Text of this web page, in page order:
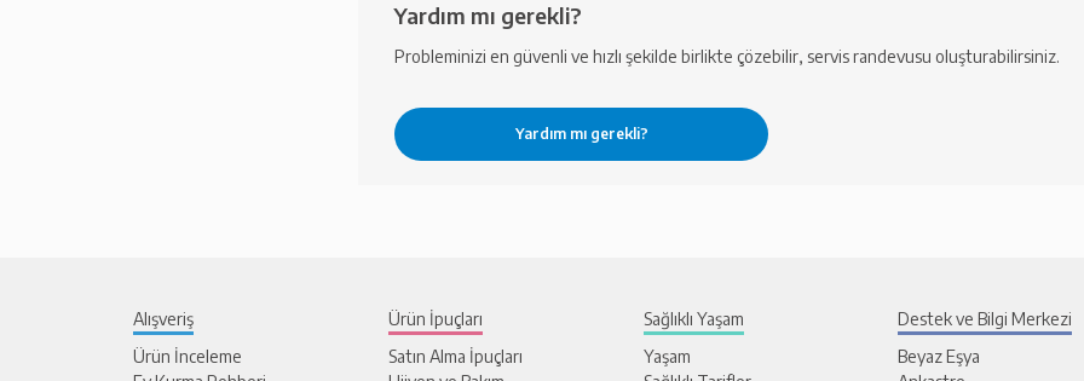
Yardım mı gerekli?
Probleminizi en güvenli ve hızlı şekilde birlikte çözebilir, servis randevusu oluşturabilirsiniz.
Alışveriş
Ürün İnceleme
Ürün İpuçları
Satın Alma İpuçları
Sağlıklı Yaşam
Yaşam
Destek ve Bilgi Merkezi
Beyaz Eşya